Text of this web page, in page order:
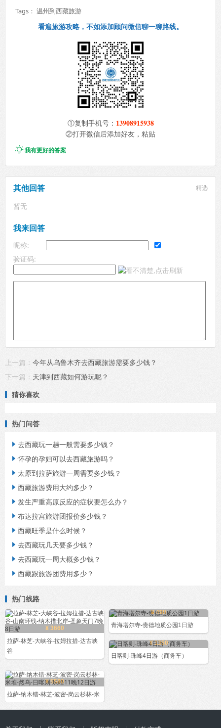
Tags： 温州到西藏旅游
看遍旅游攻略，不如添加顾问微信聊一聊路线。
①复制手机号： 13908915938
②打开微信后添加好友，粘贴
我有更好的答案
其他回答 精选
暂无
我来回答
昵称:
验证码:
上一篇： 今年从乌鲁木齐去西藏旅游需要多少钱？
下一篇： 天津到西藏如何游玩呢？
猜你喜欢
热门问答
 去西藏玩一趟一般需要多少钱？
怀孕的孕妇可以去西藏旅游吗？
 太原到拉萨旅游一周需要多少钱？
 西藏旅游费用大约多少？
 发生严重高原反应的症状要怎么办？
 布达拉宫旅游团报价多少钱？
 西藏旺季是什么时候？
 去西藏玩几天要多少钱？
 去西藏玩一周大概多少钱？
 西藏跟旅游团费用多少？
热门线路
¥ 3660
拉萨-林芝-大峡谷-拉姆拉措-达古峡
谷
¥ 490
青海塔尔寺-贵德地质公园1日游
¥ 1350
日喀则-珠峰4日游（商务车）
¥ 5580
拉萨-纳木错-林芝-波密-岗云杉林-米